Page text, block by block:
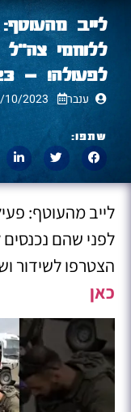
לייב
ללוחמי
לפעולה! – 09.10.2023
ענבר 10/2023
שתפו:
לייב מהעוטף:
לפני שהם
הצטרפו לשידור
כאן